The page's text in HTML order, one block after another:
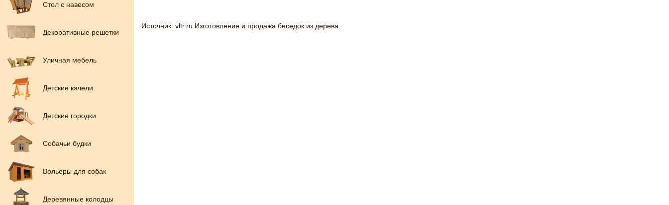
Стол с навесом
Декоративные решетки
Уличная мебель
Детские качели
Детские городки
Собачьи будки
Вольеры для собак
Деревянные колодцы
Источник: vltr.ru Изготовление и продажа беседок из дерева.